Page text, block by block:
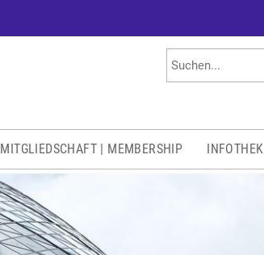
MITGLIEDSCHAFT | MEMBERSHIP INFOTHEK